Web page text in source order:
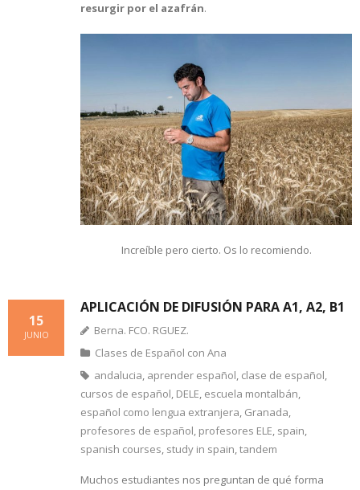
resurgir por el azafrán.
Increíble pero cierto. Os lo recomiendo.
APLICACIÓN DE DIFUSIÓN PARA A1, A2, B1
15
JUNIO
Berna. FCO. RGUEZ.
Clases de Español con Ana
andalucia, aprender español, clase de español,
cursos de español, DELE, escuela montalbán,
español como lengua extranjera, Granada,
profesores de español, profesores ELE, spain,
spanish courses, study in spain,tandem
Muchos estudiantes nos preguntan de qué forma